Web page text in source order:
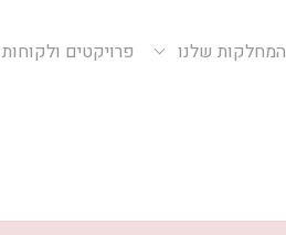
המחלקות שלנו פרויקטים ולקוחות